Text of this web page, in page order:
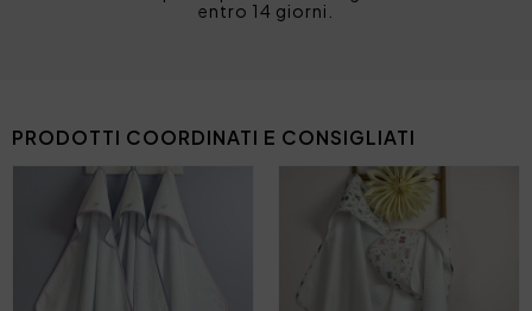
entro 14 giorni.
PRODOTTI COORDINATI E CONSIGLIATI